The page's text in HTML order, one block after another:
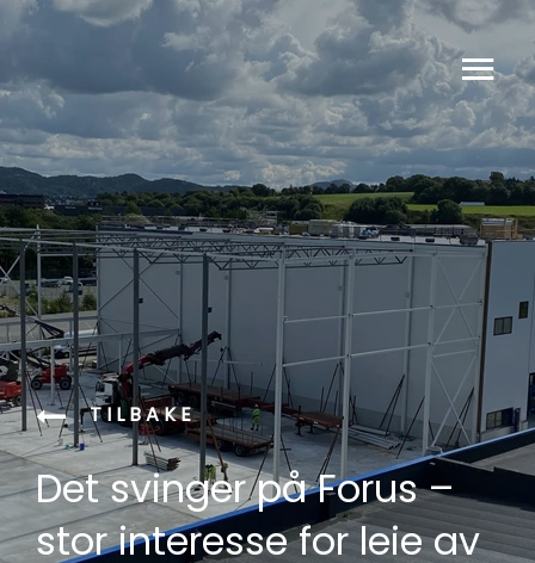
TILBAKE
Det svinger på Forus –
stor interesse for leie av